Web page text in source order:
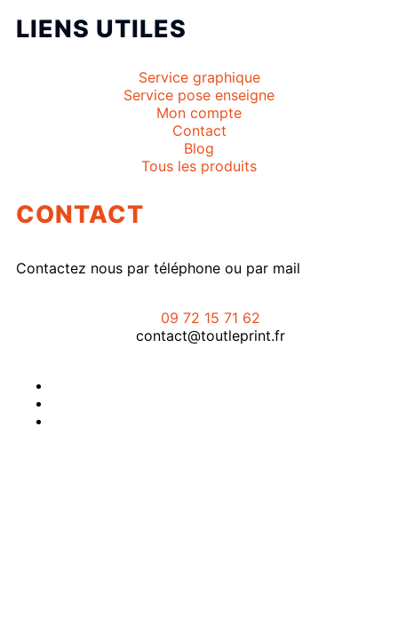
LIENS UTILES
Service graphique
Service pose enseigne
Mon compte
Contact
Blog
Tous les produits
CONTACT
Contactez nous par téléphone ou par mail
09 72 15 71 62
contact@toutleprint.fr